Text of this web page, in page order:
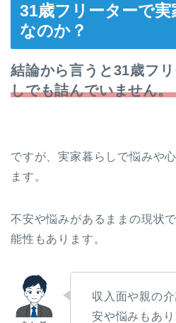
31歳フリーターで
なのか？
結論から言うと31歳フ
しでも詰んでいません。
ですが、実家暮らしで悩みや
ます。
不安や悩みがあるままの現状
能性もあります。
収入面や親の
安や悩みもあ